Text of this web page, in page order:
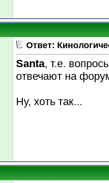
Ответ:
Santa, т.е.
отвечают на
Ну, хоть так...